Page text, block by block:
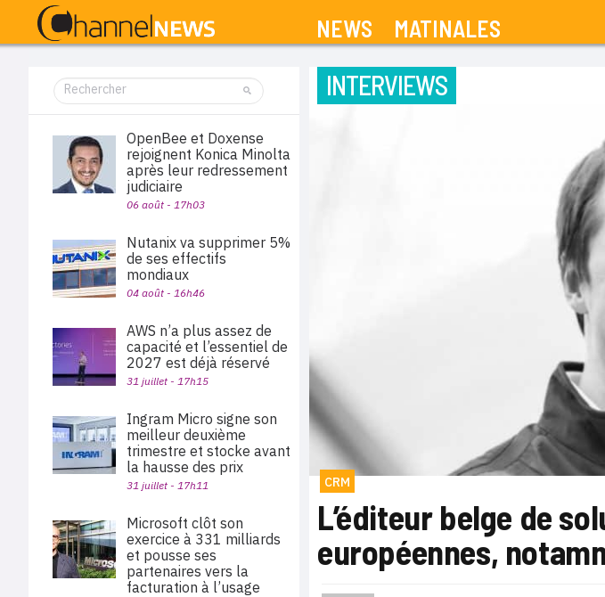
NEWS MATINALES
INTERVIEWS
CRM
L’éditeur belge de
européennes,
OpenBee et Doxense
rejoignent Konica Minolta
après leur redressement
judiciaire
06 août - 17h03
Nutanix va supprimer 5%
de ses effectifs
mondiaux
04 août - 16h46
AWS n’a plus assez de
capacité et l’essentiel de
2027 est déjà réservé
31 juillet - 17h15
Ingram Micro signe son
meilleur deuxième
trimestre et stocke avant
la hausse des prix
31 juillet - 17h11
Microsoft clôt son
exercice à 331 milliards
et pousse ses
partenaires vers la
facturation à l’usage